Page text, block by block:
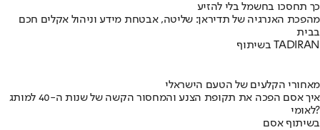
כך תחסכו בחשמל בלי להזיע
מהפכת האנרגיה של תדיראן: שליטה, אבטחת מידע וניהול אקלים חכם
בבית
בשיתוף TADIRAN
מאחורי הקלעים של הטעם הישראלי
איך אסם הפכה את תקופת הצנע והמחסור הקשה של שנות ה-40 למותג
לאומי?
בשיתוף אסם